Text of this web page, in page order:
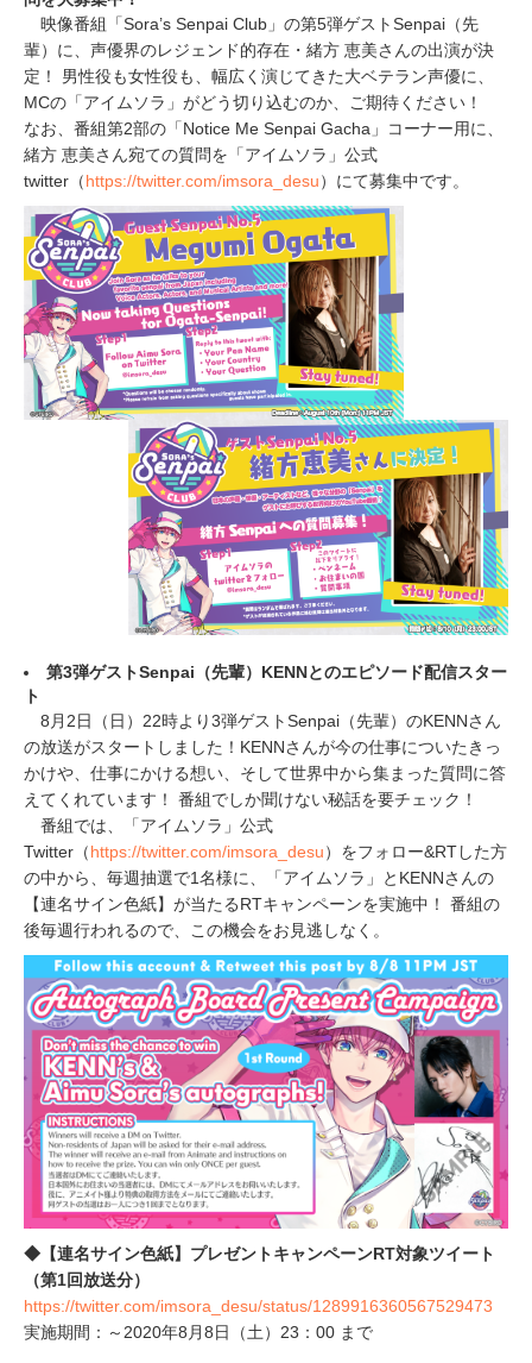
映像番組「Sora’s Senpai Club」の第5弾ゲストSenpai（先
輩）に、声優界のレジェンド的存在・緒方 恵美さんの出演が決
定！ 男性役も女性役も、幅広く演じてきた大ベテラン声優に、
MCの「アイムソラ」がどう切り込むのか、ご期待ください！
なお、番組第2部の「Notice Me Senpai Gacha」コーナー用に、
緒方 恵美さん宛ての質問を「アイムソラ」公式
twitter（https://twitter.com/imsora_desu）にて募集中です。
第3弾ゲストSenpai（先輩）KENNとのエピソード配信スター
ト
8月2日（日）22時より3弾ゲストSenpai（先輩）のKENNさん
の放送がスタートしました！KENNさんが今の仕事についたきっ
かけや、仕事にかける想い、そして世界中から集まった質問に答
えてくれています！ 番組でしか聞けない秘話を要チェック！
番組では、「アイムソラ」公式
Twitter（https://twitter.com/imsora_desu）をフォロー&RTした方
の中から、毎週抽選で1名様に、「アイムソラ」とKENNさんの
【連名サイン色紙】が当たるRTキャンペーンを実施中！ 番組の
後毎週行われるので、この機会をお見逃しなく。
◆【連名サイン色紙】プレゼントキャンペーンRT対象ツイート
（第1回放送分）
https://twitter.com/imsora_desu/status/1289916360567529473
実施期間：～2020年8月8日（土）23：00 まで